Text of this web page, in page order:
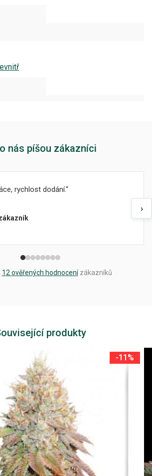
nás píšou zákazníci
rychlost dodání.
›
12 ověřených hodnocenízákazníků
produkty
-11%